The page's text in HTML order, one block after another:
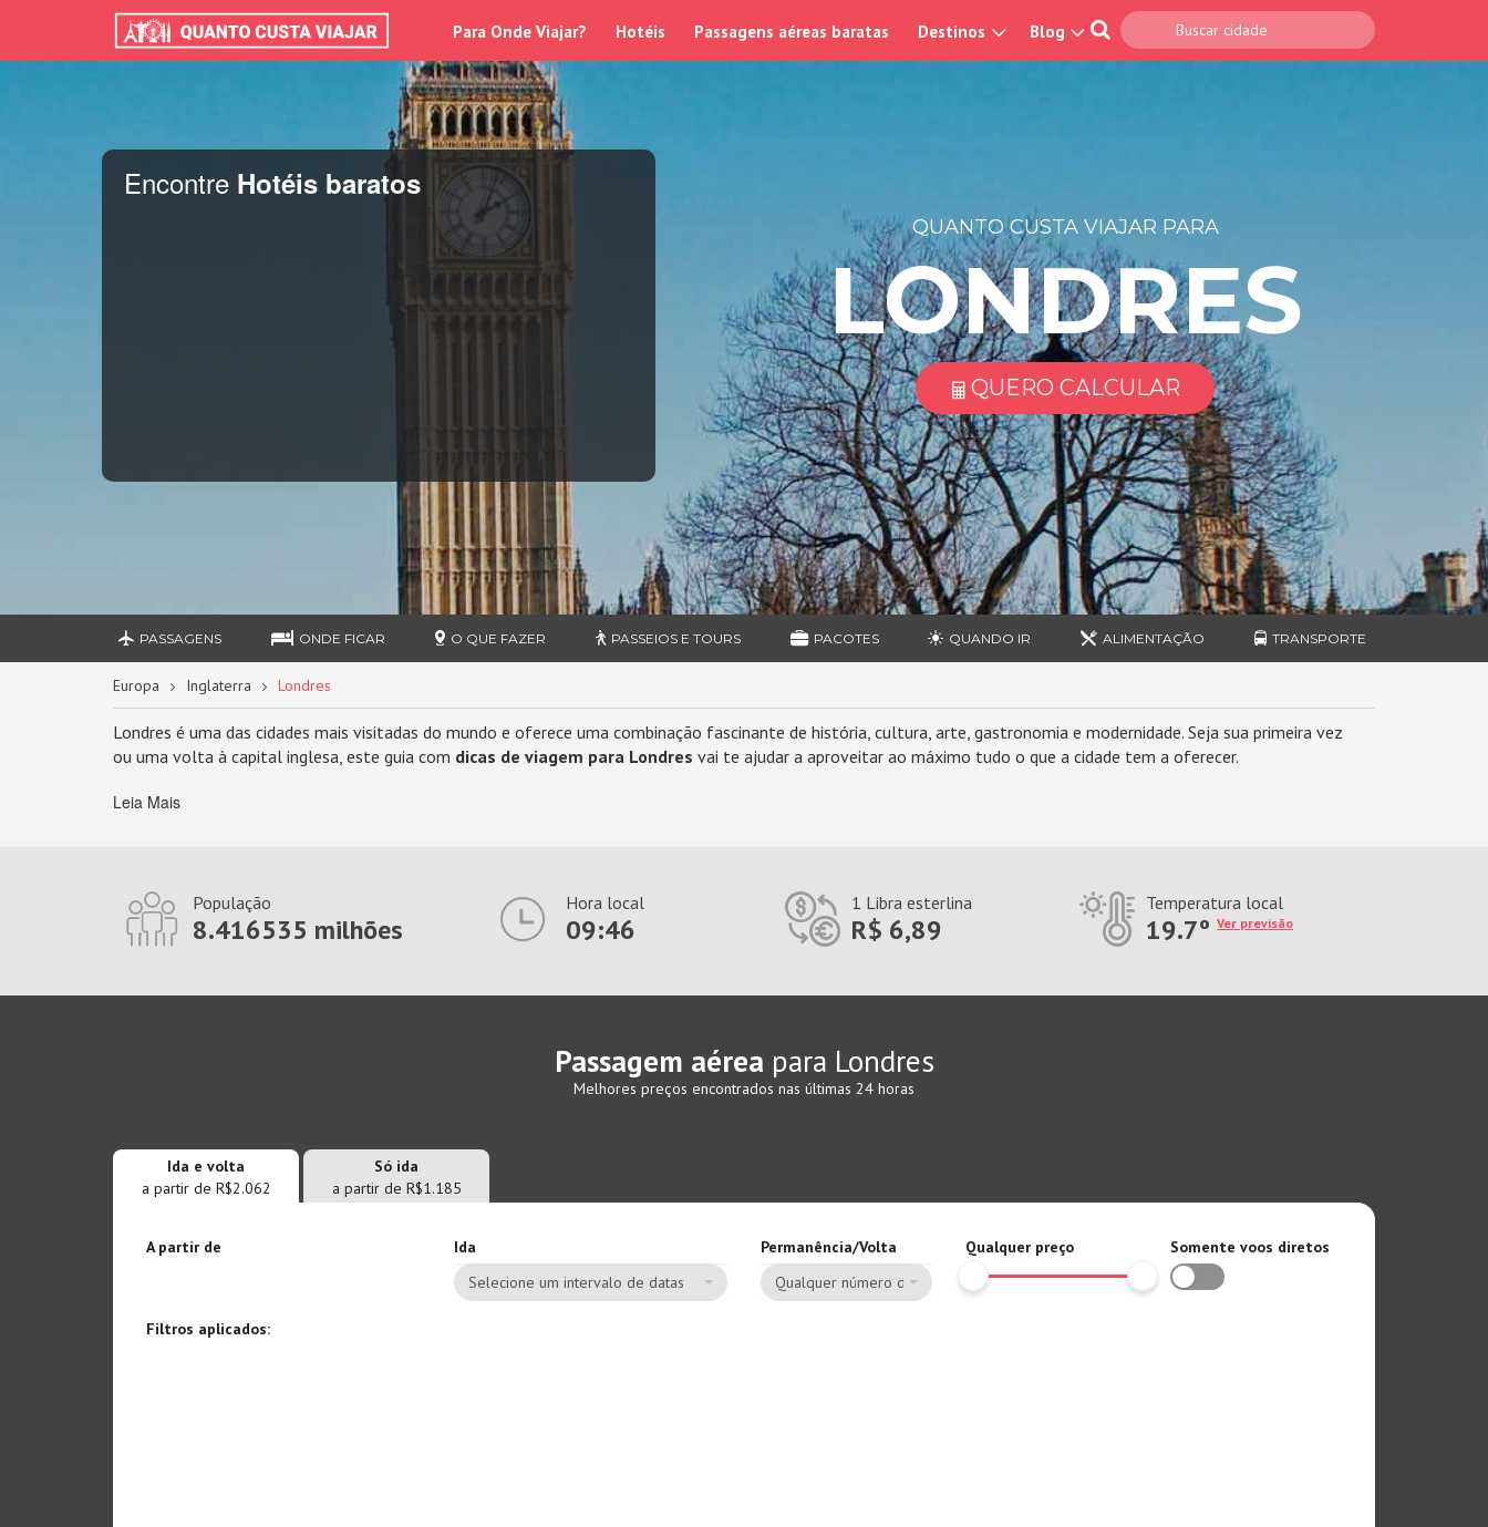
Para Onde Viajar? Hotéis Passagens aéreas baratas Destinos Blog
Encontre Hotéis baratos
QUANTO CUSTA VIAJAR PARA
LONDRES
QUERO CALCULAR
PASSAGENS ONDE FICAR O QUE FAZER PASSEIOS E TOURS PACOTES QUANDO IR ALIMENTAÇÃO TRANSPORTE
Europa Inglaterra Londres
Londres é uma das cidades mais visitadas do mundo e oferece uma combinação fascinante de história, cultura, arte, gastronomia e modernidade. Seja sua primeira vez
ou uma volta à capital inglesa, este guia com dicas de viagem para Londres vai te ajudar a aproveitar ao máximo tudo o que a cidade tem a oferecer.
Leia Mais
População
8.416535 milhões
Hora local
09:46
1 Libra esterlina
R$ 6,89
Temperatura local
19.7ºVer previsão
Passagem aérea para Londres
Melhores preços encontrados nas últimas 24 horas
Ida e volta
a partir de R$2.062
Só ida
a partir de R$1.185
A partir de Ida Permanência/Volta Qualquer preço
Somente voos diretos
Selecione um intervalo de datas
Qualquer número de dias
Filtros aplicados: